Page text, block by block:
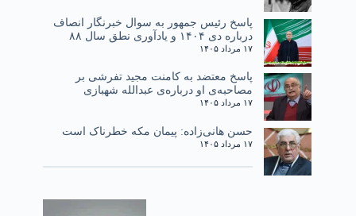
پاسخ رئیس جمهور به سوال خبرنگار انصاف
درباره دی ۱۴۰۴ و یادآوری نطق سال ۸۸
۱۷ مرداد ۱۴۰۵
پاسخ معتضد به کامنت مجید تفرشی بر
مصاحبه‌ی او درباره‌ی عبدالله شهبازی
۱۷ مرداد ۱۴۰۵
حسن هانی‌زاده: پیمان مکه خطرناک است
۱۷ مرداد ۱۴۰۵